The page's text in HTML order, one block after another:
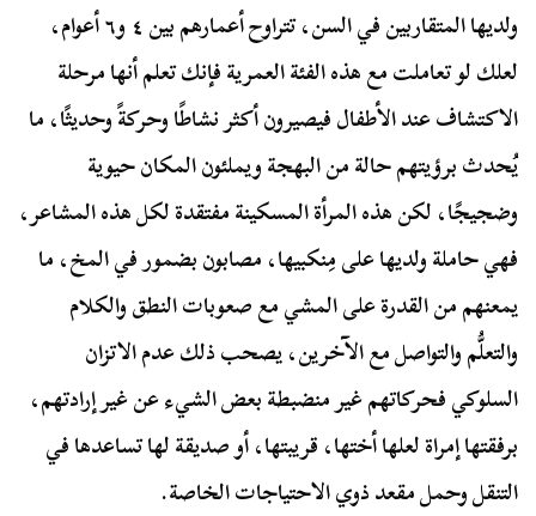
ولديها المتقاربين في السن، تتراوح أعمارهم بين ٤ و٦ أعوام،
لعلك لو تعاملت مع هذه الفئة العمرية فإنك تعلم أنها مرحلة
الاكتشاف عند الأطفال فيصيرون أكثر نشاطًا وحركةً وحديثًا، ما
يُحدث برؤيتهم حالة من البهجة ويملئون المكان حيوية
وضجيجًا، لكن هذه المرأة المسكينة مفتقدة لكل هذه المشاعر،
فهي حاملة ولديها على مِنكبيها، مصابون بضمور في المخ، ما
يمعنهم من القدرة على المشي مع صعوبات النطق والكلام
والتعلُّم والتواصل مع الآخرين، يصحب ذلك عدم الاتزان
السلوكي فحركاتهم غير منضبطة بعض الشيء عن غير إرادتهم،
برفقتها إمراة لعلها أختها، قريبتها، أو صديقة لها تساعدها في
التنقل وحمل مقعد ذوي الاحتياجات الخاصة.